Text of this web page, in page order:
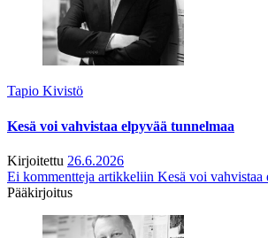
Tapio Kivistö
Kesä voi vahvistaa elpyvää tunnelmaa
Kirjoitettu 26.6.2026
Ei kommentteja artikkeliin Kesä voi vahvistaa
Pääkirjoitus